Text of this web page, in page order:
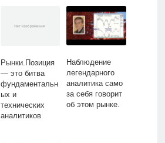
Рынки.Позиция
— это битва
фундаментальн
ых и
технических
аналитиков
Наблюдение
легендарного
аналитика само
за себя говорит
об этом рынке.